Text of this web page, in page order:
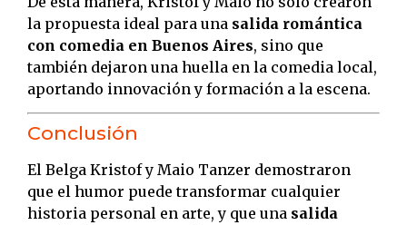
la propuesta ideal para una salida romántica
con comedia en Buenos Aires, sino que
también dejaron una huella en la comedia local,
aportando innovación y formación a la escena.
Conclusión
El Belga Kristof y Maio Tanzer demostraron
que el humor puede transformar cualquier
historia personal en arte, y que una salida